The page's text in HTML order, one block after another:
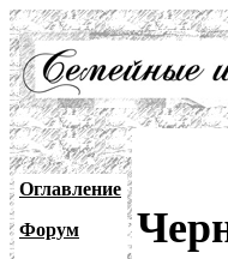
Оглавление
Форум